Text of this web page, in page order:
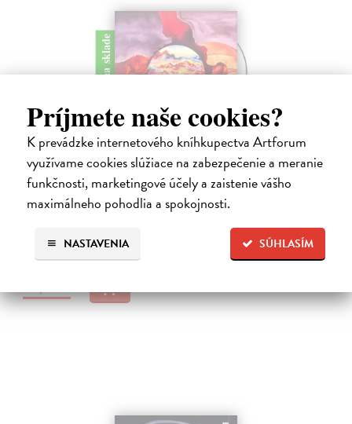
Príjmete naše cookies?
K prevádzke internetového kníhkupectva Artforum
využívame cookies slúžiace na zabezpečenie a meranie
funkčnosti, marketingové účely a zaistenie vášho
maximálneho pohodlia a spokojnosti.
SÚHLASÍM
NASTAVENIA
na sklade
The Breathing Earth - CD
Waking Vision| Hudba
Dlhých sedemnásť rokov museli čakať fanúšikovia kultového
zoskupenia Waking Vision na nový album. Gitarista a skladateľ John
Shannon a bubeník Martin Valihora, spolužiaci z prestížnej Berklee
Na sklade